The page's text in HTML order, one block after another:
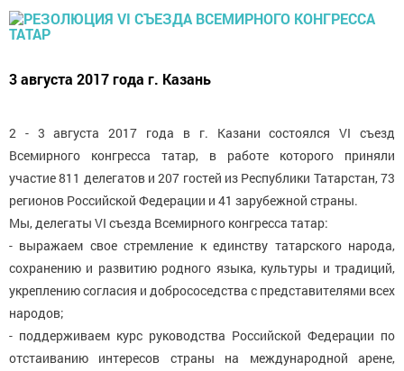
3 августа 2017 года г. Казань
2 - 3 августа 2017 года в г. Казани состоялся VI съезд
Всемирного конгресса татар, в работе которого приняли
участие 811 делегатов и 207 гостей из Республики Татарстан, 73
регионов Российской Федерации и 41 зарубежной страны.
Мы, делегаты VI съезда Всемирного конгресса татар:
- выражаем свое стремление к единству татарского народа,
сохранению и развитию родного языка, культуры и традиций,
укреплению согласия и добрососедства с представителями всех
народов;
- поддерживаем курс руководства Российской Федерации по
отстаиванию интересов страны на международной арене,